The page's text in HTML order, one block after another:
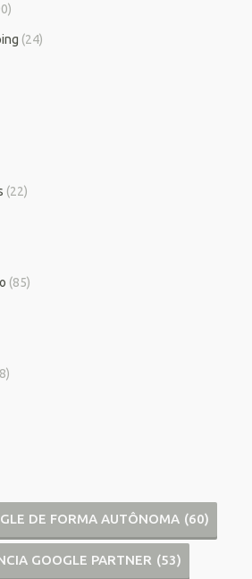
(24)
(22)
(85)
DE FORMA AUTÔNOMA (60)
GOOGLE PARTNER (53)